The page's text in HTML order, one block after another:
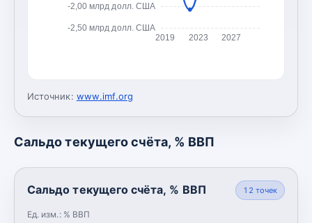
-2,50 млрд долл. США
-2,00 млрд долл. США
2019 2023 2027
Источник: www.imf.org
Сальдо текущего счёта, % ВВП
Сальдо текущего счёта, % ВВП
Ед. изм.: % ВВП
12 точек